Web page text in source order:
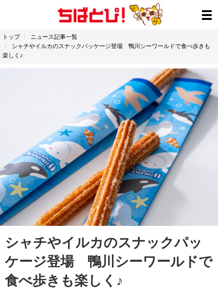
トップ
ニュース記事一覧
シャチやイルカのスナックパッケージ登場 鴨川シーワールドで食べ歩きも
楽しく♪
シャチやイルカのスナックパッ
ケージ登場 鴨川シーワールドで
食べ歩きも楽しく♪